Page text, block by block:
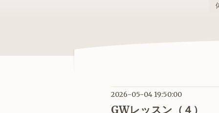
2026-05-04 19:50:00
GWレッスン（４）